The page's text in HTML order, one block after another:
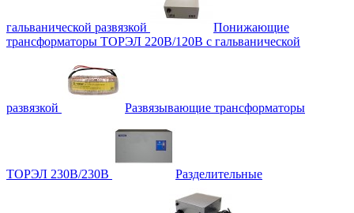
гальванической развязкой
Понижающие
трансформаторы ТОРЭЛ 220В/120В с гальванической
развязкой Развязывающие трансформаторы
ТОРЭЛ 230В/230В Разделительные